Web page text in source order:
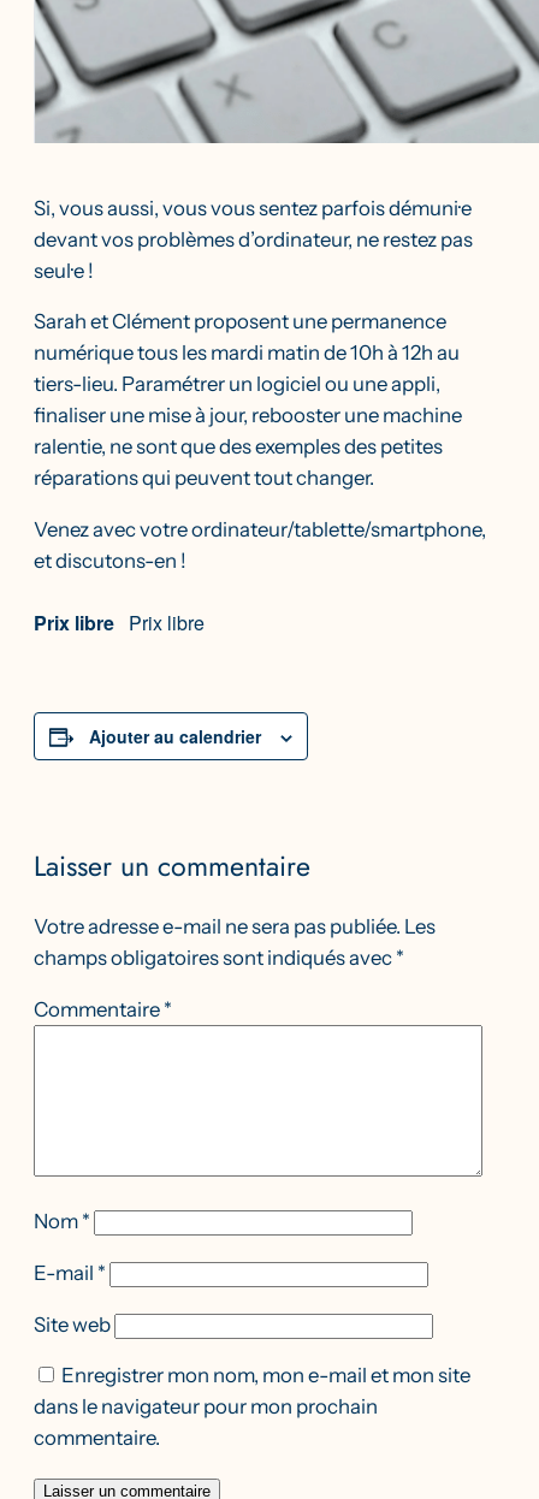
Si, vous aussi, vous vous sentez parfois démuni·e
devant vos problèmes d’ordinateur, ne restez pas
seul·e !
Sarah et Clément proposent une permanence
numérique tous les mardi matin de 10h à 12h au
tiers-lieu. Paramétrer un logiciel ou une appli,
finaliser une mise à jour, rebooster une machine
ralentie, ne sont que des exemples des petites
réparations qui peuvent tout changer.
Venez avec votre ordinateur/tablette/smartphone,
et discutons-en !
Prix libre Prix libre
Ajouter au calendrier
Laisser un commentaire
Votre adresse e-mail ne sera pas publiée. Les
champs obligatoires sont indiqués avec *
Commentaire *
Nom *
E-mail *
Site web
Enregistrer mon nom, mon e-mail et mon site
dans le navigateur pour mon prochain
commentaire.